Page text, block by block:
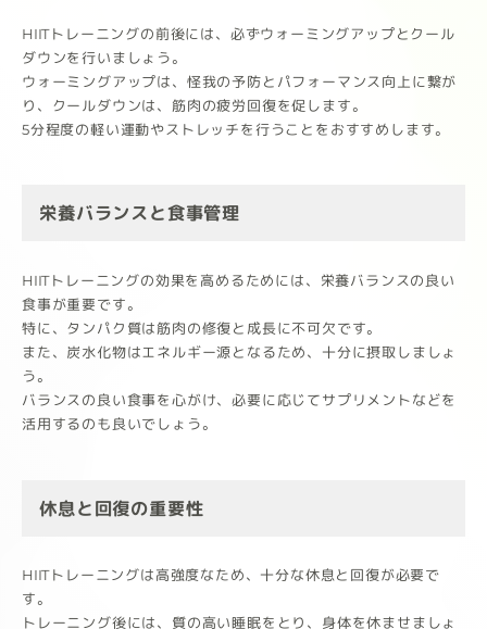
HIITトレーニングの前後には、必ずウォーミングアップとクール
ダウンを行いましょう。
ウォーミングアップは、怪我の予防とパフォーマンス向上に繋が
り、クールダウンは、筋肉の疲労回復を促します。
5分程度の軽い運動やストレッチを行うことをおすすめします。
栄養バランスと食事管理
HIITトレーニングの効果を高めるためには、栄養バランスの良い
食事が重要です。
特に、タンパク質は筋肉の修復と成長に不可欠です。
また、炭水化物はエネルギー源となるため、十分に摂取しましょ
う。
バランスの良い食事を心がけ、必要に応じてサプリメントなどを
活用するのも良いでしょう。
休息と回復の重要性
HIITトレーニングは高強度なため、十分な休息と回復が必要で
す。
トレーニング後には、質の高い睡眠をとり、身体を休ませましょ